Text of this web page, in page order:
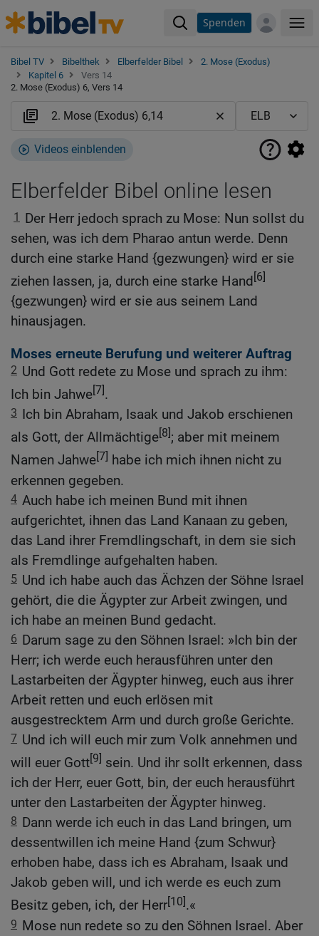
Spenden
Bibel TV Bibelthek Elberfelder Bibel
2. Mose (Exodus)
Kapitel 6
Vers 14
2. Mose (Exodus) 6, Vers 14
Videos einblenden
Elberfelder Bibel online lesen
1 Der Herr jedoch sprach zu Mose: Nun sollst du
sehen, was ich dem Pharao antun werde. Denn
durch eine starke Hand {gezwungen} wird er sie
ziehen lassen, ja, durch eine starke Hand[6]
{gezwungen} wird er sie aus seinem Land
hinausjagen.
Moses erneute Berufung und weiterer Auftrag
2 Und Gott redete zu Mose und sprach zu ihm:
Ich bin Jahwe[7].
3 Ich bin Abraham, Isaak und Jakob erschienen
als Gott, der Allmächtige[8]; aber mit meinem
Namen Jahwe[7] habe ich mich ihnen nicht zu
erkennen gegeben.
4 Auch habe ich meinen Bund mit ihnen
aufgerichtet, ihnen das Land Kanaan zu geben,
das Land ihrer Fremdlingschaft, in dem sie sich
als Fremdlinge aufgehalten haben.
5 Und ich habe auch das Ächzen der Söhne Israel
gehört, die die Ägypter zur Arbeit zwingen, und
ich habe an meinen Bund gedacht.
6 Darum sage zu den Söhnen Israel: »Ich bin der
Herr; ich werde euch herausführen unter den
Lastarbeiten der Ägypter hinweg, euch aus ihrer
Arbeit retten und euch erlösen mit
ausgestrecktem Arm und durch große Gerichte.
7 Und ich will euch mir zum Volk annehmen und
will euer Gott[9] sein. Und ihr sollt erkennen, dass
ich der Herr, euer Gott, bin, der euch herausführt
unter den Lastarbeiten der Ägypter hinweg.
8 Dann werde ich euch in das Land bringen, um
dessentwillen ich meine Hand {zum Schwur}
erhoben habe, dass ich es Abraham, Isaak und
Jakob geben will, und ich werde es euch zum
Besitz geben, ich, der Herr[10].«
9 Mose nun redete so zu den Söhnen Israel. Aber